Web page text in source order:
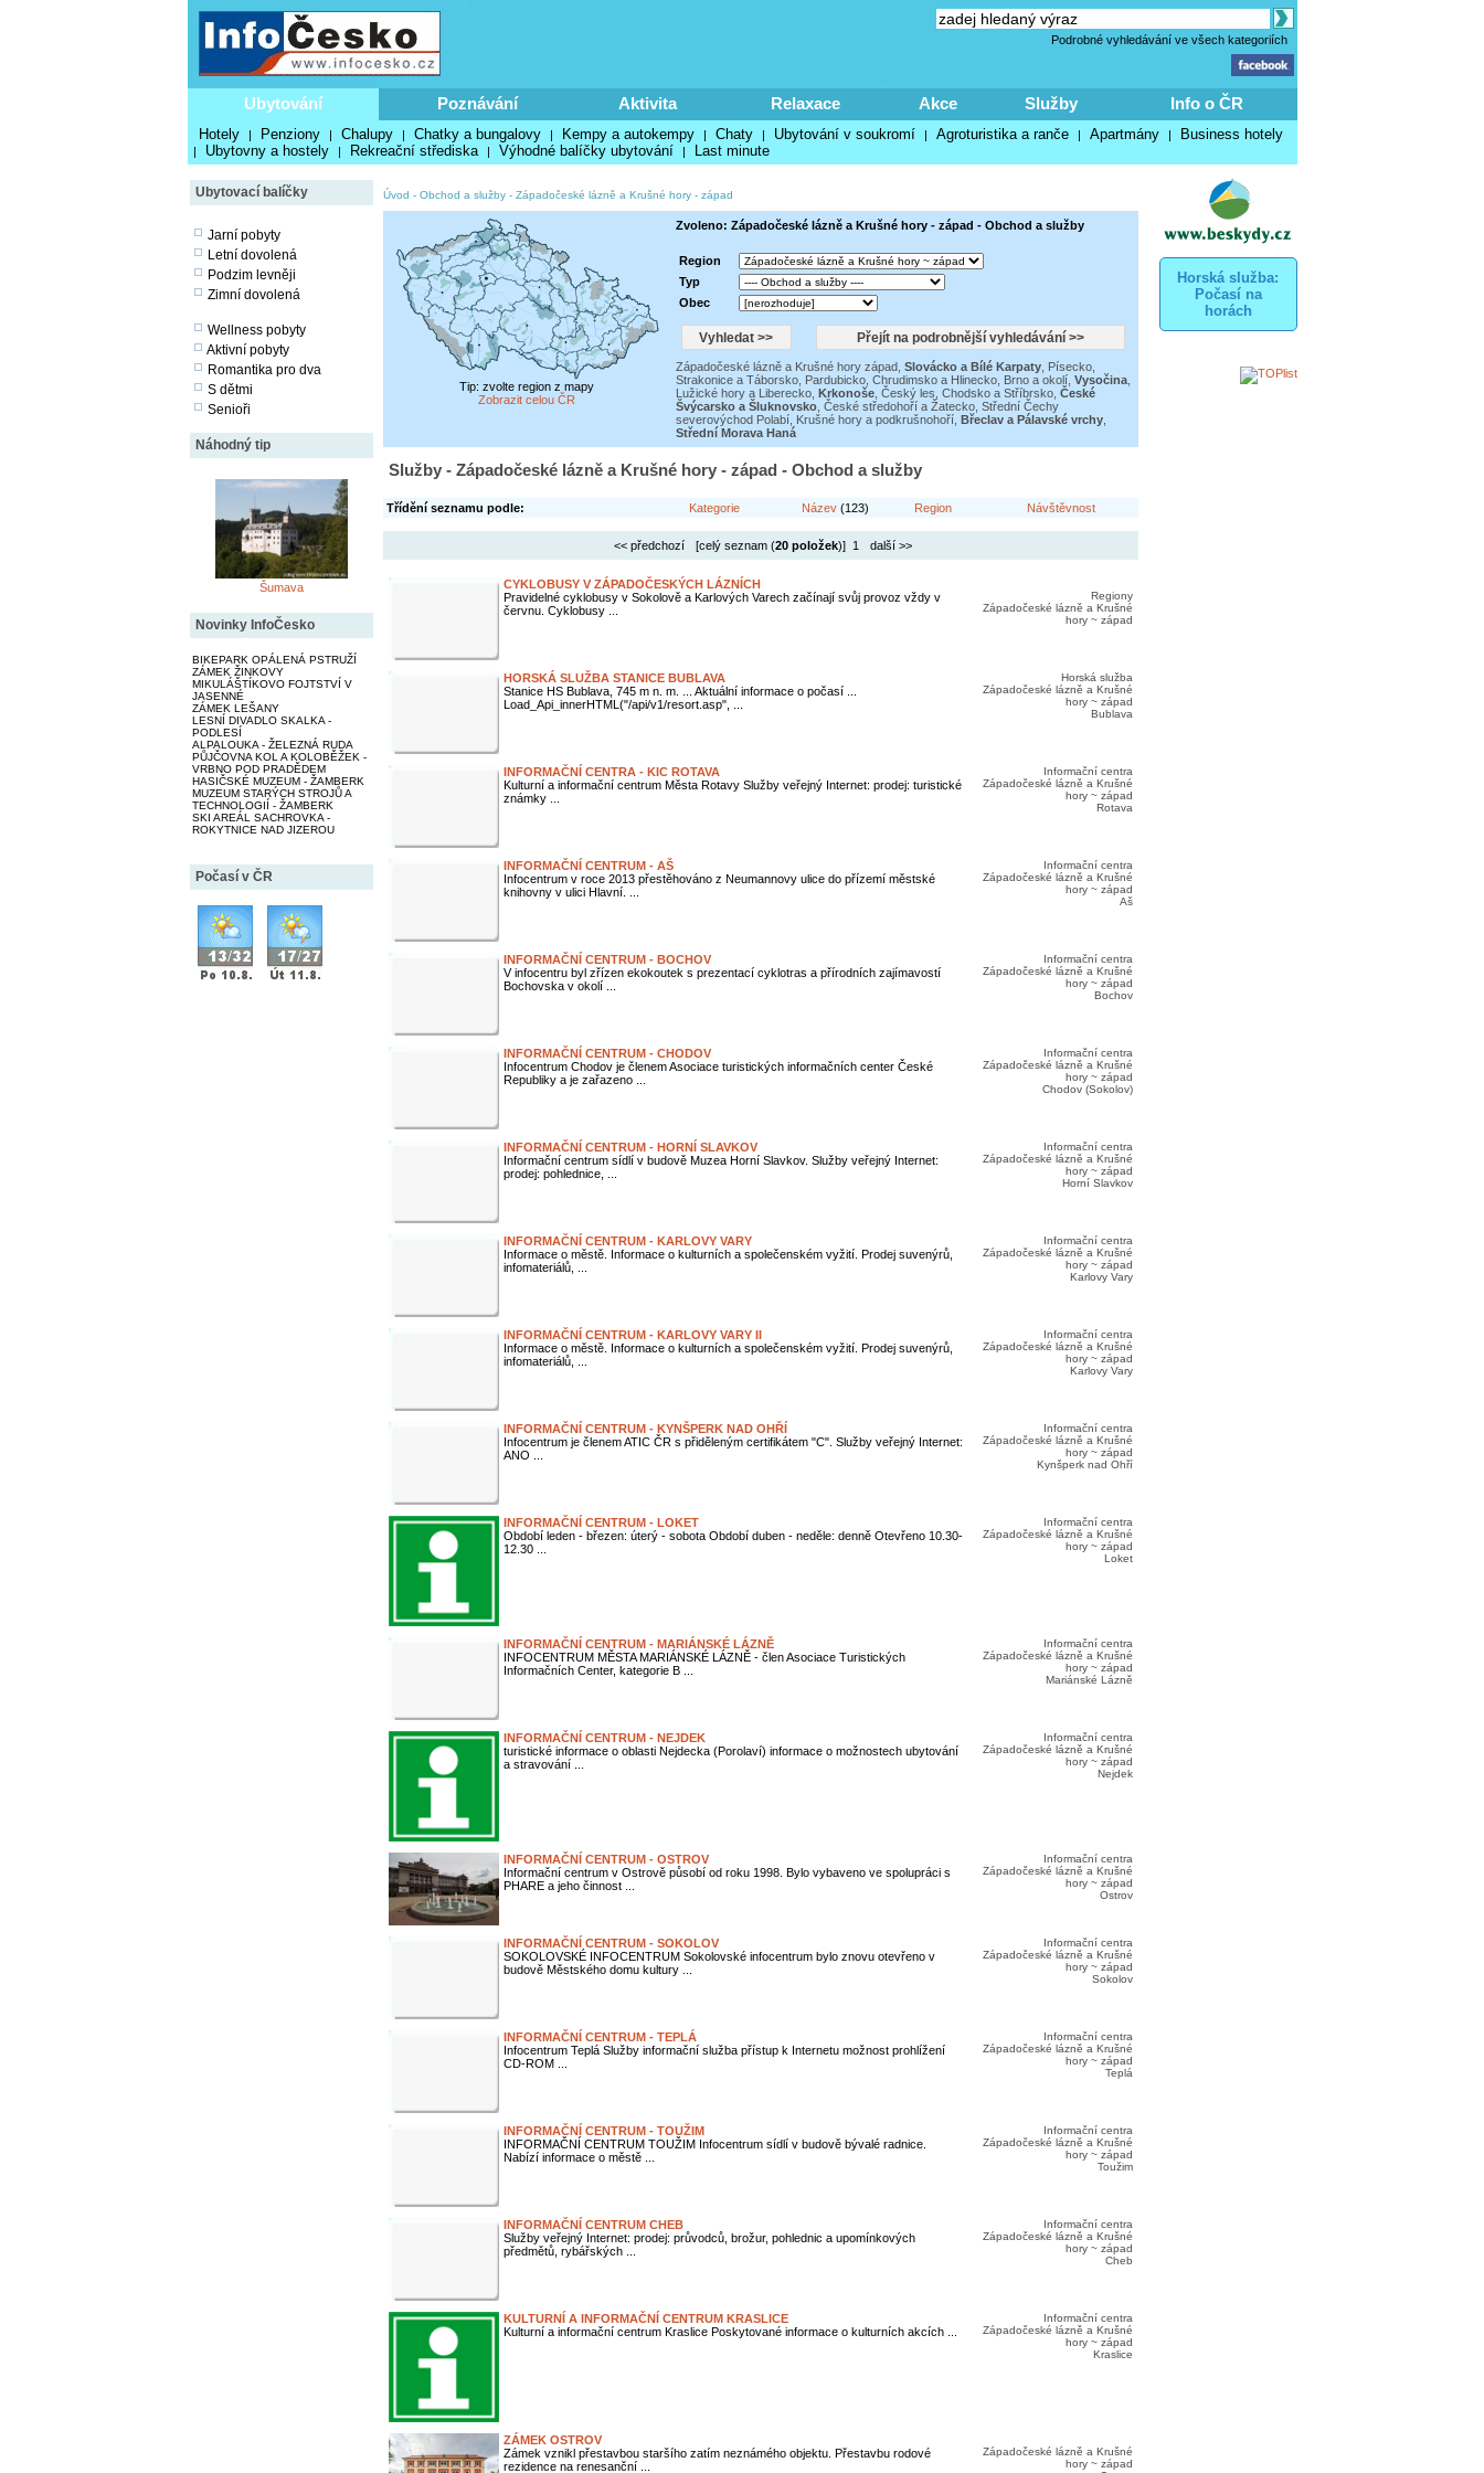
Podrobné vyhledávání ve všech kategoriích
Ubytování Poznávání Aktivita Relaxace Akce Služby Info o ČR
Hotely | Penziony | Chalupy | Chatky a bungalovy | Kempy a autokempy | Chaty | Ubytování v soukromí | Agroturistika a ranče | Apartmány | Business hotely
| Ubytovny a hostely | Rekreační střediska | Výhodné balíčky ubytování | Last minute
Ubytovací balíčky
Jarní pobyty
Letní dovolená
Podzim levněji
Zimní dovolená
Wellness pobyty
Aktivní pobyty
Romantika pro dva
S dětmi
Senioři
Náhodný tip
Šumava
Novinky InfoČesko
BIKEPARK OPÁLENÁ PSTRUŽÍ
ZÁMEK ŽINKOVY
MIKULÁŠTÍKOVO FOJTSTVÍ V
JASENNÉ
ZÁMEK LEŠANY
LESNÍ DIVADLO SKALKA -
PODLESÍ
ALPALOUKA - ŽELEZNÁ RUDA
PŮJČOVNA KOL A KOLOBĚŽEK -
VRBNO POD PRADĚDEM
HASIČSKÉ MUZEUM - ŽAMBERK
MUZEUM STARÝCH STROJŮ A
TECHNOLOGIÍ - ŽAMBERK
SKI AREÁL SACHROVKA -
ROKYTNICE NAD JIZEROU
Počasí v ČR
Horská služba:
Počasí na
horách
Úvod - Obchod a služby- Západočeské lázně a Krušné hory - západ
Tip: zvolte region z mapy
Zobrazit celou ČR
Zvoleno: Západočeské lázně a Krušné hory - západ - Obchod a služby
Region
Typ
Obec
Západočeské lázně a Krušné hory západ, Slovácko a Bílé Karpaty, Písecko,
Strakonice a Táborsko, Pardubicko, Chrudimsko a Hlinecko, Brno a okolí, Vysočina,
Lužické hory a Liberecko, Krkonoše, Český les, Chodsko a Stříbrsko, České
Švýcarsko a Šluknovsko, České středohoří a Žatecko, Střední Čechy
severovýchod Polabí, Krušné hory a podkrušnohoří, Břeclav a Pálavské vrchy,
Střední Morava Haná
Služby - Západočeské lázně a Krušné hory - západ - Obchod a služby
Třídění seznamu podle: Kategorie Název(123) Region Návštěvnost
<< předchozí [celý seznam (20 položek)] 1 další >>
CYKLOBUSY V ZÁPADOČESKÝCH LÁZNÍCH
Pravidelné cyklobusy v Sokolově a Karlových Varech začínají svůj provoz vždy v
červnu. Cyklobusy ...
Regiony
Západočeské lázně a Krušné
hory ~ západ
HORSKÁ SLUŽBA STANICE BUBLAVA
Stanice HS Bublava, 745 m n. m. ... Aktuální informace o počasí ...
Load_Api_innerHTML("/api/v1/resort.asp", ...
Horská služba
Západočeské lázně a Krušné
hory ~ západ
Bublava
INFORMAČNÍ CENTRA - KIC ROTAVA
Kulturní a informační centrum Města Rotavy Služby veřejný Internet: prodej: turistické
známky ...
Informační centra
Západočeské lázně a Krušné
hory ~ západ
Rotava
INFORMAČNÍ CENTRUM - AŠ
Infocentrum v roce 2013 přestěhováno z Neumannovy ulice do přízemí městské
knihovny v ulici Hlavní. ...
Informační centra
Západočeské lázně a Krušné
hory ~ západ
Aš
INFORMAČNÍ CENTRUM - BOCHOV
V infocentru byl zřízen ekokoutek s prezentací cyklotras a přírodních zajímavostí
Bochovska v okolí ...
Informační centra
Západočeské lázně a Krušné
hory ~ západ
Bochov
INFORMAČNÍ CENTRUM - CHODOV
Infocentrum Chodov je členem Asociace turistických informačních center České
Republiky a je zařazeno ...
Informační centra
Západočeské lázně a Krušné
hory ~ západ
Chodov (Sokolov)
INFORMAČNÍ CENTRUM - HORNÍ SLAVKOV
Informační centrum sídlí v budově Muzea Horní Slavkov. Služby veřejný Internet:
prodej: pohlednice, ...
Informační centra
Západočeské lázně a Krušné
hory ~ západ
Horní Slavkov
INFORMAČNÍ CENTRUM - KARLOVY VARY
Informace o městě. Informace o kulturních a společenském vyžití. Prodej suvenýrů,
infomateriálů, ...
Informační centra
Západočeské lázně a Krušné
hory ~ západ
Karlovy Vary
INFORMAČNÍ CENTRUM - KARLOVY VARY II
Informace o městě. Informace o kulturních a společenském vyžití. Prodej suvenýrů,
infomateriálů, ...
Informační centra
Západočeské lázně a Krušné
hory ~ západ
Karlovy Vary
INFORMAČNÍ CENTRUM - KYNŠPERK NAD OHŘÍ
Infocentrum je členem ATIC ČR s přiděleným certifikátem "C". Služby veřejný Internet:
ANO ...
Informační centra
Západočeské lázně a Krušné
hory ~ západ
Kynšperk nad Ohří
INFORMAČNÍ CENTRUM - LOKET
Období leden - březen: úterý - sobota Období duben - neděle: denně Otevřeno 10.30-
12.30 ...
Informační centra
Západočeské lázně a Krušné
hory ~ západ
Loket
INFORMAČNÍ CENTRUM - MARIÁNSKÉ LÁZNĚ
INFOCENTRUM MĚSTA MARIÁNSKÉ LÁZNĚ - člen Asociace Turistických
Informačních Center, kategorie B ...
Informační centra
Západočeské lázně a Krušné
hory ~ západ
Mariánské Lázně
INFORMAČNÍ CENTRUM - NEJDEK
turistické informace o oblasti Nejdecka (Porolaví) informace o možnostech ubytování
a stravování ...
Informační centra
Západočeské lázně a Krušné
hory ~ západ
Nejdek
INFORMAČNÍ CENTRUM - OSTROV
Informační centrum v Ostrově působí od roku 1998. Bylo vybaveno ve spolupráci s
PHARE a jeho činnost ...
Informační centra
Západočeské lázně a Krušné
hory ~ západ
Ostrov
INFORMAČNÍ CENTRUM - SOKOLOV
SOKOLOVSKÉ INFOCENTRUM Sokolovské infocentrum bylo znovu otevřeno v
budově Městského domu kultury ...
Informační centra
Západočeské lázně a Krušné
hory ~ západ
Sokolov
INFORMAČNÍ CENTRUM - TEPLÁ
Infocentrum Teplá Služby informační služba přístup k Internetu možnost prohlížení
CD-ROM ...
Informační centra
Západočeské lázně a Krušné
hory ~ západ
Teplá
INFORMAČNÍ CENTRUM - TOUŽIM
INFORMAČNÍ CENTRUM TOUŽIM Infocentrum sídlí v budově bývalé radnice.
Nabízí informace o městě ...
Informační centra
Západočeské lázně a Krušné
hory ~ západ
Toužim
INFORMAČNÍ CENTRUM CHEB
Služby veřejný Internet: prodej: průvodců, brožur, pohlednic a upomínkových
předmětů, rybářských ...
Informační centra
Západočeské lázně a Krušné
hory ~ západ
Cheb
KULTURNÍ A INFORMAČNÍ CENTRUM KRASLICE
Kulturní a informační centrum Kraslice Poskytované informace o kulturních akcích ...
Informační centra
Západočeské lázně a Krušné
hory ~ západ
Kraslice
ZÁMEK OSTROV
Zámek vznikl přestavbou staršího zatím neznámého objektu. Přestavbu rodové
rezidence na renesanční ...
Západočeské lázně a Krušné
hory ~ západ